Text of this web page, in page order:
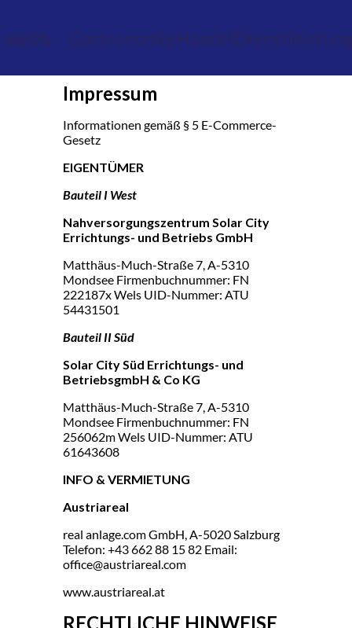
solarCity GastronomieHandel
Impressum
Informationen gemäß § 5 E-Commerce-
Gesetz
EIGENTÜMER
Bauteil I West
Nahversorgungszentrum Solar City
Errichtungs- und Betriebs GmbH
Matthäus-Much-Straße 7, A-5310
Mondsee Firmenbuchnummer: FN
222187x Wels UID-Nummer: ATU
54431501
Bauteil II Süd
Solar City Süd Errichtungs- und
BetriebsgmbH & Co KG
Matthäus-Much-Straße 7, A-5310
Mondsee Firmenbuchnummer: FN
256062m Wels UID-Nummer: ATU
61643608
INFO & VERMIETUNG
Austriareal
real anlage.com GmbH, A-5020 Salzburg
Telefon: +43 662 88 15 82 Email:
office@austriareal.com
www.austriareal.at
RECHTLICHE HINWEISE